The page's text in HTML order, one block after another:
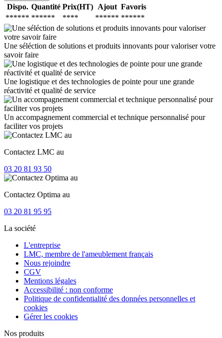
Dispo. Quantité Prix(HT) Ajout Favoris
****** ****** **** ****** ******
Une séléction de solutions et produits innovants pour valoriser votre
savoir faire
Une logistique et des technologies de pointe pour une grande
réactivité et qualité de service
Un accompagnement commercial et technique personnalisé pour
faciliter vos projets
Contactez LMC au
03 20 81 93 50
Contactez Optima au
03 20 81 95 95
La société
L'entreprise
LMC, membre de l'ameublement français
Nous rejoindre
CGV
Mentions légales
Accessibilité : non conforme
Politique de confidentialité des données personnelles et
cookies
Gérer les cookies
Nos produits